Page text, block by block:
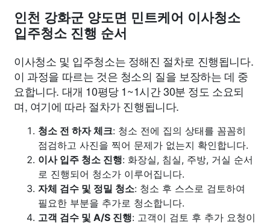
인천 강화군 양도면 민트케어 이사청소
입주청소 진행 순서
이사청소 및 입주청소는 정해진 절차로 진행됩니다.
이 과정을 따르는 것은 청소의 질을 보장하는 데 중
요합니다. 대개 10평당 1~1시간 30분 정도 소요되
며, 여기에 따라 절차가 진행됩니다.
청소 전 하자 체크: 청소 전에 집의 상태를 꼼꼼히
점검하고 사진을 찍어 문제가 없는지 확인합니다.
이사 입주 청소 진행: 화장실, 침실, 주방, 거실 순서
로 진행되어 청소가 이루어집니다.
자체 검수 및 정밀 청소: 청소 후 스스로 검토하여
필요한 부분을 추가로 청소합니다.
고객 검수 및 A/S 진행: 고객이 검토 후 추가 요청이